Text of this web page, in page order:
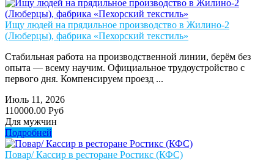
Ищу людей на прядильное производство в Жилино-2
(Люберцы), фабрика «Пехорский текстиль»
Стабильная работа на производственной линии, берём без
опыта — всему научим. Официальное трудоустройство с
первого дня. Компенсируем проезд ...
Июль 11, 2026
110000.00 Руб
Для мужчин
Подробней
Повар/ Кассир в ресторане Ростикс (КФС)